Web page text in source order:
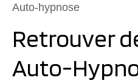
Auto-hypnose
Retrouver
Auto-